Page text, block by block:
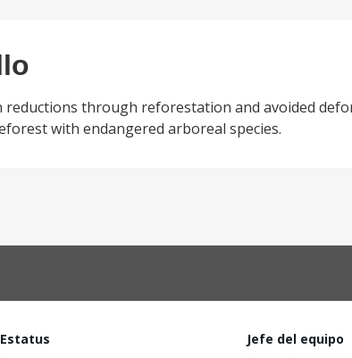
reductions through reforestation and avoided
with endangered arboreal species.
Estatus
Jefe del equipo